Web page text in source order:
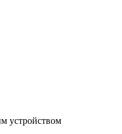
устройством